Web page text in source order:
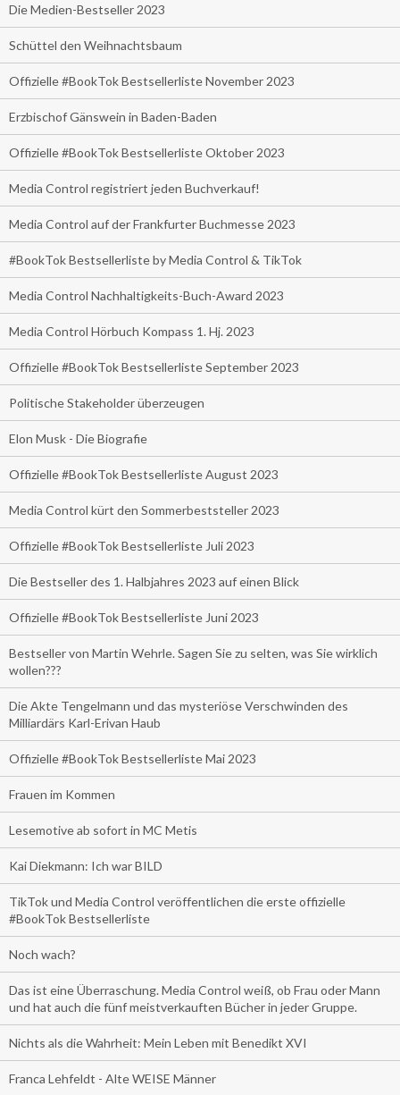
Die Medien-Bestseller 2023
Schüttel den Weihnachtsbaum
Offizielle #BookTok Bestsellerliste November 2023
Erzbischof Gänswein in Baden-Baden
Offizielle #BookTok Bestsellerliste Oktober 2023
Media Control registriert jeden Buchverkauf!
Media Control auf der Frankfurter Buchmesse 2023
#BookTok Bestsellerliste by Media Control & TikTok
Media Control Nachhaltigkeits-Buch-Award 2023
Media Control Hörbuch Kompass 1. Hj. 2023
Offizielle #BookTok Bestsellerliste September 2023
Politische Stakeholder überzeugen
Elon Musk - Die Biografie
Offizielle #BookTok Bestsellerliste August 2023
Media Control kürt den Sommerbeststeller 2023
Offizielle #BookTok Bestsellerliste Juli 2023
Die Bestseller des 1. Halbjahres 2023 auf einen Blick
Offizielle #BookTok Bestsellerliste Juni 2023
Bestseller von Martin Wehrle. Sagen Sie zu selten, was Sie wirklich
wollen???
Die Akte Tengelmann und das mysteriöse Verschwinden des
Milliardärs Karl-Erivan Haub
Offizielle #BookTok Bestsellerliste Mai 2023
Frauen im Kommen
Lesemotive ab sofort in MC Metis
Kai Diekmann: Ich war BILD
TikTok und Media Control veröffentlichen die erste offizielle
#BookTok Bestsellerliste
Noch wach?
Das ist eine Überraschung. Media Control weiß, ob Frau oder Mann
und hat auch die fünf meistverkauften Bücher in jeder Gruppe.
Nichts als die Wahrheit: Mein Leben mit Benedikt XVI
Franca Lehfeldt - Alte WEISE Männer